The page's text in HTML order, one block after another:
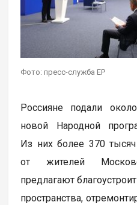
Фото: пресс-служба ЕР
Россияне подали
новой Народной
Из них более 370
от жителей
предлагают
пространства,